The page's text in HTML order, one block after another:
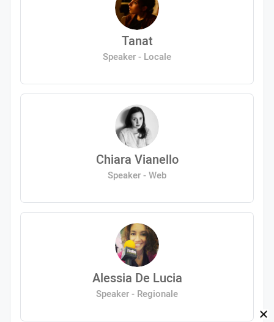
Tanat
Speaker - Locale
Chiara Vianello
Speaker - Web
Alessia De Lucia
Speaker - Regionale